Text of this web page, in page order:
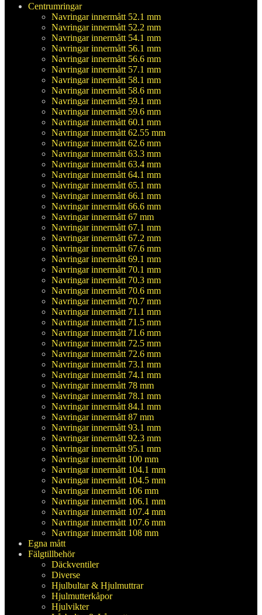
Centrumringar
Navringar innermått 52.1 mm
Navringar innermått 52.2 mm
Navringar innermått 54.1 mm
Navringar innermått 56.1 mm
Navringar innermått 56.6 mm
Navringar innermått 57.1 mm
Navringar innermått 58.1 mm
Navringar innermått 58.6 mm
Navringar innermått 59.1 mm
Navringar innermått 59.6 mm
Navringar innermått 60.1 mm
Navringar innermått 62.55 mm
Navringar innermått 62.6 mm
Navringar innermått 63.3 mm
Navringar innermått 63.4 mm
Navringar innermått 64.1 mm
Navringar innermått 65.1 mm
Navringar innermått 66.1 mm
Navringar innermått 66.6 mm
Navringar innermått 67 mm
Navringar innermått 67.1 mm
Navringar innermått 67.2 mm
Navringar innermått 67.6 mm
Navringar innermått 69.1 mm
Navringar innermått 70.1 mm
Navringar innermått 70.3 mm
Navringar innermått 70.6 mm
Navringar innermått 70.7 mm
Navringar innermått 71.1 mm
Navringar innermått 71.5 mm
Navringar innermått 71.6 mm
Navringar innermått 72.5 mm
Navringar innermått 72.6 mm
Navringar innermått 73.1 mm
Navringar innermått 74.1 mm
Navringar innermått 78 mm
Navringar innermått 78.1 mm
Navringar innermått 84.1 mm
Navringar innermått 87 mm
Navringar innermått 93.1 mm
Navringar innermått 92.3 mm
Navringar innermått 95.1 mm
Navringar innermått 100 mm
Navringar innermått 104.1 mm
Navringar innermått 104.5 mm
Navringar innermått 106 mm
Navringar innermått 106.1 mm
Navringar innermått 107.4 mm
Navringar innermått 107.6 mm
Navringar innermått 108 mm
Egna mått
Fälgtillbehör
Däckventiler
Diverse
Hjulbultar & Hjulmuttrar
Hjulmutterkåpor
Hjulvikter